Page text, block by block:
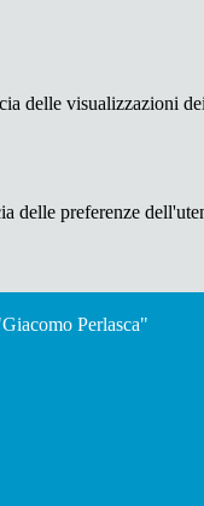
delle visualizzazioni
delle preferenze
Perlasca"